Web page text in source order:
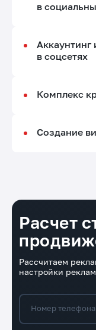
в
в соцсетях
Комплекс
Создание
Расчет
Рассчитаем
настройки
Номер